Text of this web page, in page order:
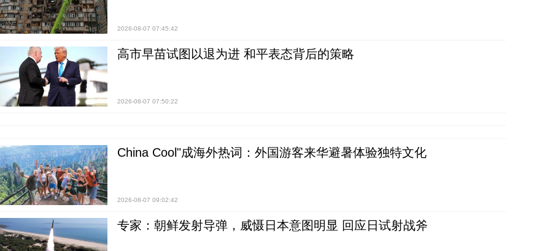
2026-08-07 07:45:42
高市早苗试图以退为进 和平表态背后的策略
2026-08-07 07:50:22
China Cool"成海外热词：外国游客来华避暑体验独特文化
2026-08-07 09:02:42
专家：朝鲜发射导弹，威慑日本意图明显 回应日试射战斧